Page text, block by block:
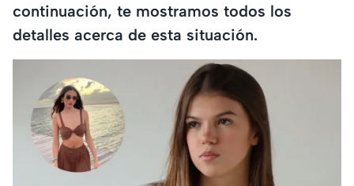
continuación, te mostramos todos los
detalles acerca de esta situación.